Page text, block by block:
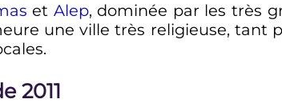
et Alep, dominée par les très
une ville très religieuse, tant
2011